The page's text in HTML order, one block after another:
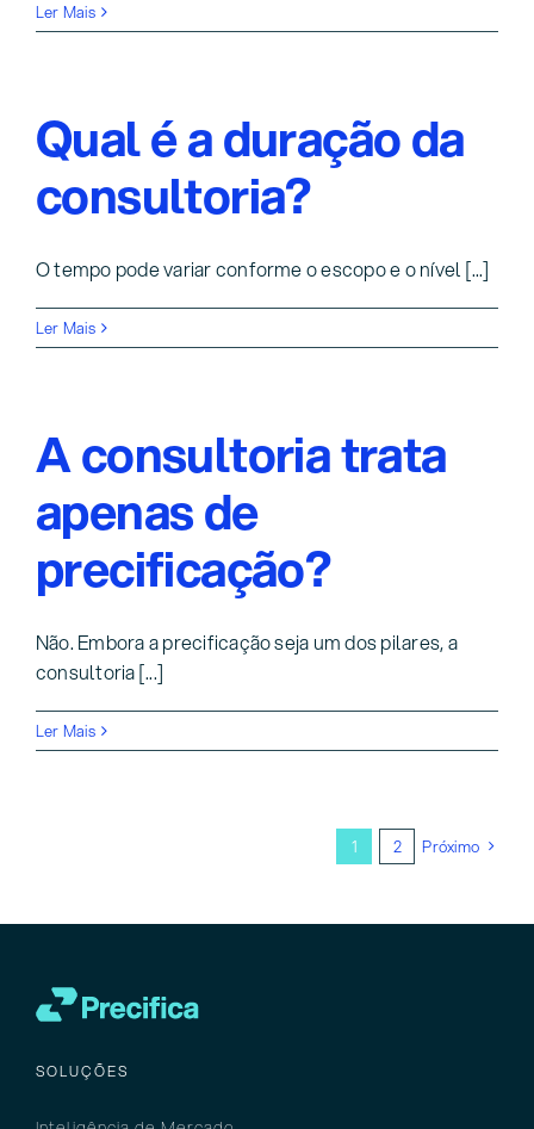
Ler Mais
Qual é a duração da
consultoria?
O tempo pode variar conforme o escopo e o nível [...]
Ler Mais
A consultoria trata
apenas de
precificação?
Não. Embora a precificação seja um dos pilares, a
consultoria [...]
Ler Mais
1 2 Próximo
SOLUÇÕES